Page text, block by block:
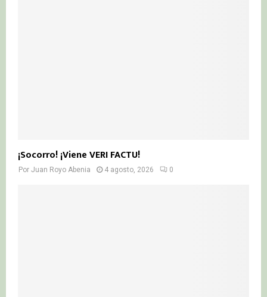
¡Socorro! ¡Viene VERI FACTU!
Por Juan Royo Abenia 4 agosto, 2026 0